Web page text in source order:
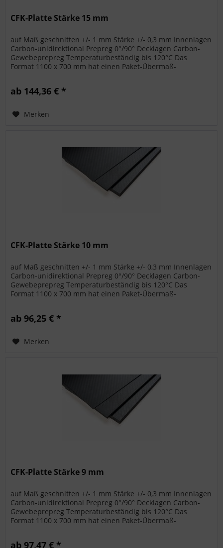
CFK-Platte Stärke 15 mm
auf Maß geschnitten +/- 1 mm Stärke +/- 0,3 mm Innenlagen
Carbon-unidirektional Prepreg 0°/90° Decklagen Carbon-
Gewebeprepreg Temperaturbeständig bis 120°C Das
Format 1100 x 700 mm hat einen Paket-Übermaß-
ab 144,36 € *
Merken
CFK-Platte Stärke 10 mm
auf Maß geschnitten +/- 1 mm Stärke +/- 0,3 mm Innenlagen
Carbon-unidirektional Prepreg 0°/90° Decklagen Carbon-
Gewebeprepreg Temperaturbeständig bis 120°C Das
Format 1100 x 700 mm hat einen Paket-Übermaß-
ab 96,25 € *
Merken
CFK-Platte Stärke 9 mm
auf Maß geschnitten +/- 1 mm Stärke +/- 0,3 mm Innenlagen
Carbon-unidirektional Prepreg 0°/90° Decklagen Carbon-
Gewebeprepreg Temperaturbeständig bis 120°C Das
Format 1100 x 700 mm hat einen Paket-Übermaß-
ab 97,47 € *